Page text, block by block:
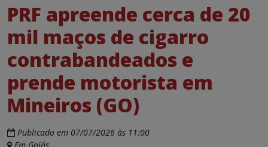
PRF apreende cerca de 20
mil maços de cigarro
contrabandeados e
prende motorista em
Mineiros (GO)
Publicado em 07/07/2026 às 11:00